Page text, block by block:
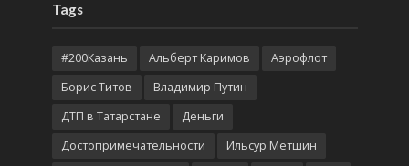
Tags
#200Казань Альберт Каримов
Аэрофлот
Борис Титов
Владимир Путин
ДТП в Татарстане
Деньги
Достопримечательности
Ильсур Метшин